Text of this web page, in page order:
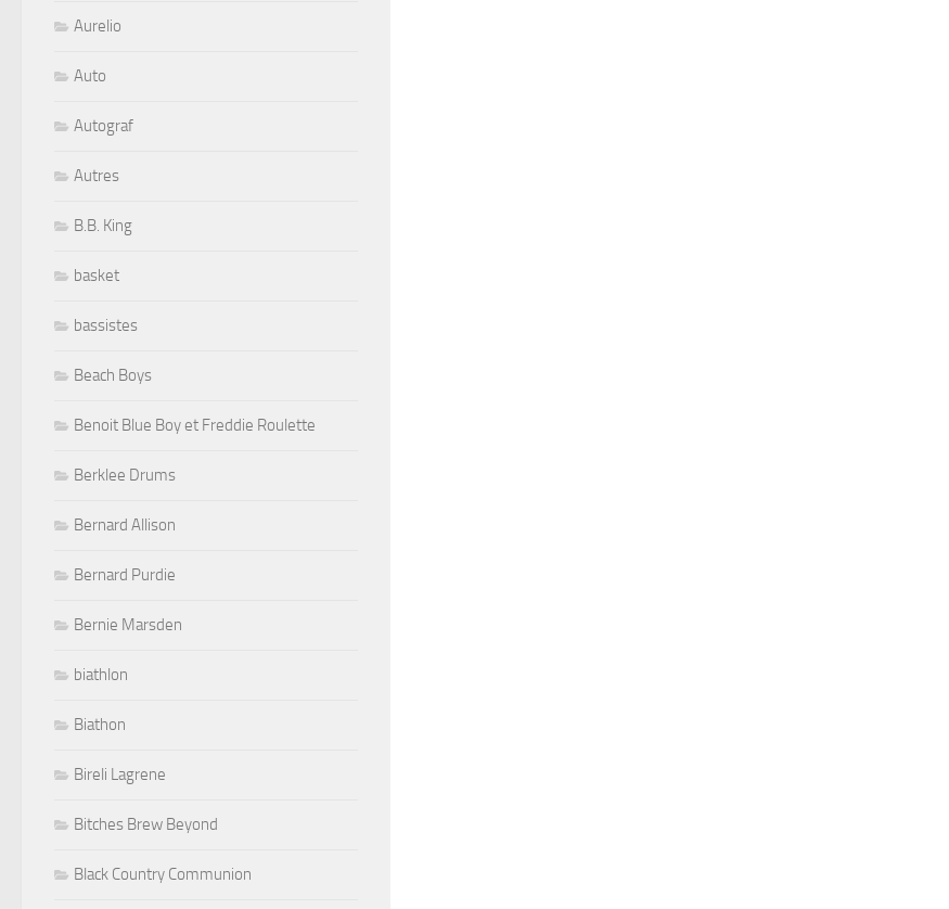
Aurelio
Auto
Autograf
Autres
B.B. King
basket
bassistes
Beach Boys
Benoit Blue Boy et Freddie Roulette
Berklee Drums
Bernard Allison
Bernard Purdie
Bernie Marsden
biathlon
Biathon
Bireli Lagrene
Bitches Brew Beyond
Black Country Communion